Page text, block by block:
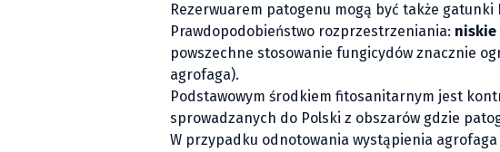
Rezerwuarem patogenu mogą być także gatunki
Prawdopodobieństwo rozprzestrzeniania: niskie
powszechne stosowanie fungicydów znacznie
agrofaga).
Podstawowym środkiem fitosanitarnym jest
sprowadzanych do Polski z obszarów gdzie
W przypadku odnotowania wystąpienia